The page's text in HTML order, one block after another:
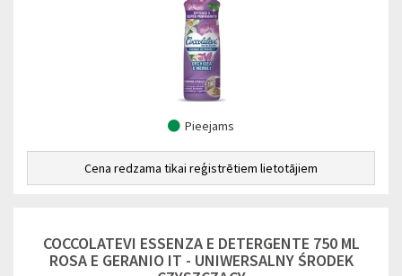
Pieejams
Cena redzama tikai reģistrētiem lietotājiem
COCCOLATEVI ESSENZA E DETERGENTE 750 ML
ROSA E GERANIO IT - UNIWERSALNY ŚRODEK